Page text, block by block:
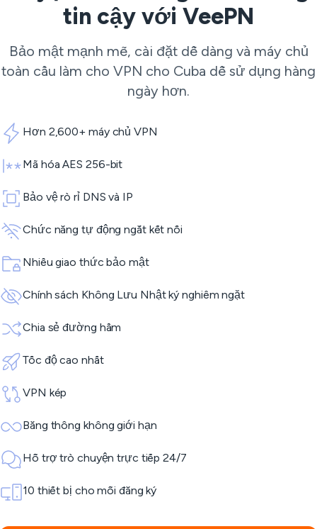
tin cậy với VeePN
Bảo mật mạnh mẽ, cài đặt dễ dàng và máy chủ
toàn cầu làm cho VPN cho Cuba dễ sử dụng hàng
ngày hơn.
Hơn 2,600+ máy chủ VPN
Mã hóa AES 256-bit
Bảo vệ rò rỉ DNS và IP
Chức năng tự động ngắt kết nối
Nhiều giao thức bảo mật
Chính sách Không Lưu Nhật ký nghiêm ngặt
Chia sẻ đường hầm
Tốc độ cao nhất
VPN kép
Băng thông không giới hạn
Hỗ trợ trò chuyện trực tiếp 24/7
10 thiết bị cho mỗi đăng ký